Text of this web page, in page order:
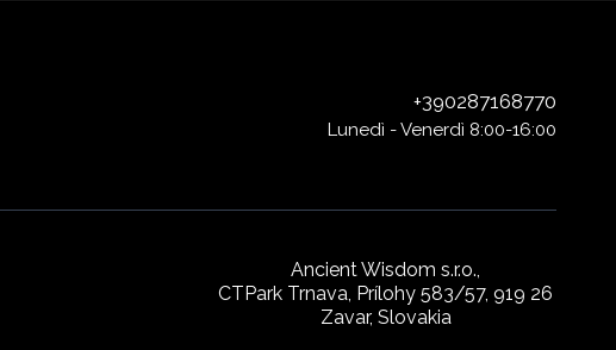
+390287168770
Lunedì - Venerdì 8:00-16:00
Ancient Wisdom s.r.o.,
CTPark Trnava, Prílohy 583/57, 919 26
Zavar, Slovakia